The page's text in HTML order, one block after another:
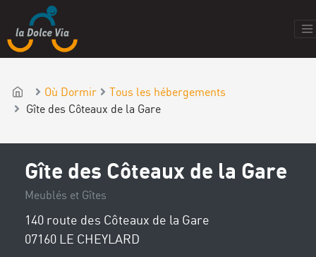
Où Dormir
Tous les hébergements
Gîte des Côteaux de la Gare
Gîte des Côteaux de la Gare
Meublés et Gîtes
140 route des Côteaux de la Gare
07160 LE CHEYLARD